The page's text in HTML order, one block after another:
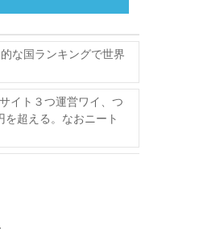
な国ランキングで世界
イト３つ運営ワイ、つ
を超える。なおニート